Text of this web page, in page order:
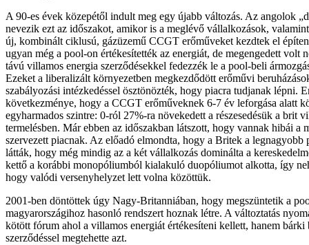
A 90-es évek közepétől indult meg egy újabb változás. Az angolok
nevezik ezt az időszakot, amikor is a meglévő vállalkozások,
új, kombinált ciklusú, gázüzemű CCGT erőműveket kezdtek el
ugyan még a pool-on értékesítették az energiát, de megengedett volt
távú villamos energia szerződésekkel fedezzék le a pool-beli
Ezeket a liberalizált környezetben megkezdődött erőművi
szabályozási intézkedéssel ösztönözték, hogy piacra tudjanak lépni.
következménye, hogy a CCGT erőműveknek 6-7 év leforgása alatt
egyharmados szintre: 0-ról 27%-ra növekedett a részesedésük a brit
termelésben. Már ebben az időszakban látszott, hogy vannak hibái a
szervezett piacnak. Az előadó elmondta, hogy a Britek a legnagyobb
látták, hogy még mindig az a két vállalkozás dominálta a
kettő a korábbi monopóliumból kialakuló duopóliumot alkotta, így
hogy valódi versenyhelyzet lett volna közöttük.
2001-ben döntöttek úgy Nagy-Britanniában, hogy megszüntetik a
magyarországihoz hasonló rendszert hoznak létre. A változtatás
kötött fórum ahol a villamos energiát értékesíteni kellett, hanem bárki
szerződéssel megtehette azt.